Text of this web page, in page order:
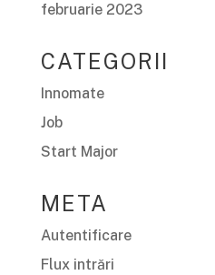
februarie 2023
CATEGORII
Innomate
Job
Start Major
META
Autentificare
Flux intrări